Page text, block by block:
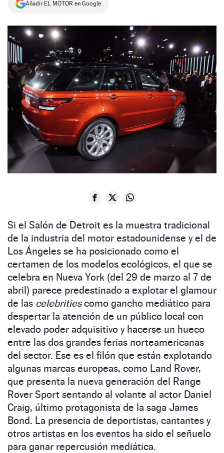
SÍGUENOS
Añadir EL MOTOR en Google
Si el Salón de Detroit es la muestra tradicional
de la industria del motor estadounidense y el de
Los Ángeles se ha posicionado como el
certamen de los modelos ecológicos, el que se
celebra en Nueva York (del 29 de marzo al 7 de
abril) parece predestinado a explotar el glamour
de las celebritiescomo gancho mediático para
despertar la atención de un público local con
elevado poder adquisitivo y hacerse un hueco
entre las dos grandes ferias norteamericanas
del sector. Ese es el filón que están explotando
algunas marcas europeas, como Land Rover,
que presenta la nueva generación del Range
Rover Sport sentando al volante al actor Daniel
Craig, último protagonista de la saga James
Bond. La presencia de deportistas, cantantes y
otros artistas en los eventos ha sido el señuelo
para ganar repercusión mediática.